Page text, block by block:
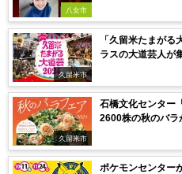
八女市
久留米市
「久留米たまがる
ラスの大道芸人が
久留米市
石橋文化センター
2600株の秋のバラ
ポケモンセンター